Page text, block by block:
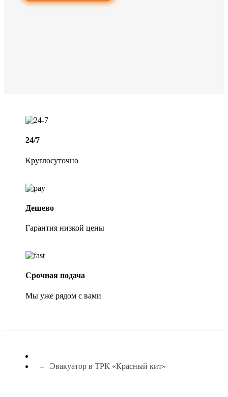
24/7
Круглосуточно
Дешево
Гарантия низкой цены
Срочная подача
Мы уже рядом с вами
Эвакуатор в ТРК «Красный кит»